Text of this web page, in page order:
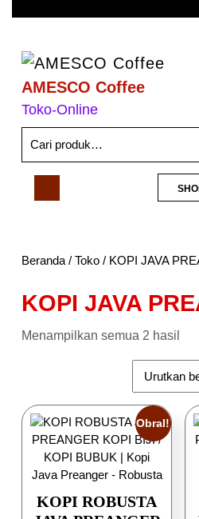
AMESCO Coffee
Toko-Online
Beranda / Toko / KOPI JAVA
KOPI JAVA
Menampilkan semua 2 hasil
Obral!
KOPI ROBUSTA